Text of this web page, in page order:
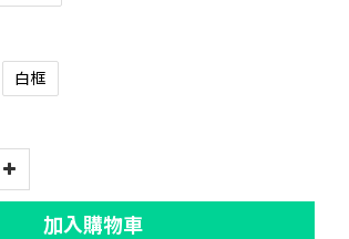
白框
加入購物車